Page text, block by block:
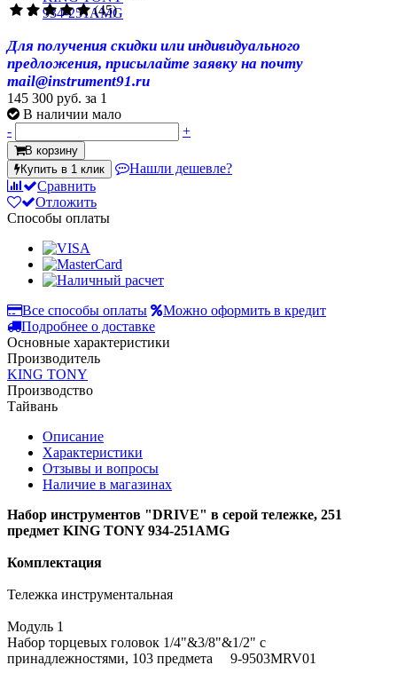
(45)
Для получения скидки или индивидуального
предложения, присылайте заявку на почту
mail@instrument91.ru
145 300 руб. за 1
В наличии мало
-
+
В корзину
Купить в 1 клик
Нашли дешевле?
Сравнить
Отложить
Способы оплаты
Все способы оплаты
Можно оформить в кредит
Подробнее о доставке
Основные характеристики
Производитель
KING TONY
Производство
Тайвань
Описание
Характеристики
Отзывы и вопросы
Наличие в магазинах
Набор инструментов "DRIVE" в серой тележке, 251
предмет KING TONY 934-251AMG
Комплектация
Тележка инструментальная
Модуль 1
Набор торцевых головок 1/4"&3/8"&1/2" с
принадлежностями, 103 предмета 9-9503MRV01